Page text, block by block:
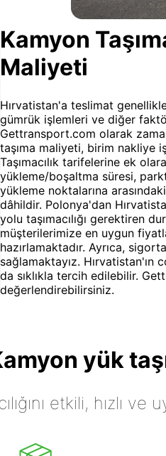
Kamyon
Maliyeti
Hırvatistan'a teslimat
gümrük işlemleri ve diğer
Gettransport.com olarak
taşıma maliyeti, birim nakliye
Taşımacılık tarifelerine ek
yükleme/boşaltma süresi,
yükleme noktalarına
dâhildir. Polonya'dan
yolu taşımacılığı gerektiren
müşterilerimize en uygun
hazırlamaktadır. Ayrıca,
sağlamaktayız. Hırvatistan'ın
da sıklıkla tercih edilebilir.
değerlendirebilirsiniz.
yük
etkili, hızlı